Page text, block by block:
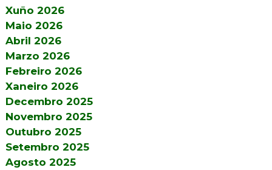
Xuño 2026
Maio 2026
Abril 2026
Marzo 2026
Febreiro 2026
Xaneiro 2026
Decembro 2025
Novembro 2025
Outubro 2025
Setembro 2025
Agosto 2025